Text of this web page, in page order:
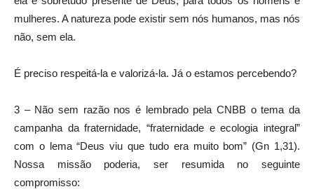
mulheres. A natureza pode existir sem nós humanos, mas nós
não, sem ela.
É preciso respeitá-la e valorizá-la. Já o estamos percebendo?
3 – Não sem razão nos é lembrado pela CNBB o tema da
campanha da fraternidade, “fraternidade e ecologia integral”
com o lema “Deus viu que tudo era muito bom” (Gn 1,31).
Nossa missão poderia, ser resumida no seguinte
compromisso: